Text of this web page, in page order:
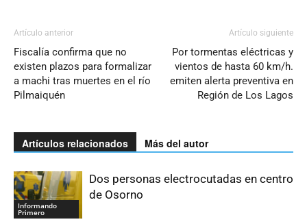
Artículo anterior
Fiscalía confirma que no
existen plazos para formalizar
a machi tras muertes en el río
Pilmaiquén
Artículo siguiente
Por tormentas eléctricas y
vientos de hasta 60 km/h.
emiten alerta preventiva en
Región de Los Lagos
Artículos relacionados Más del autor
Informando
Primero
Dos personas electrocutadas en centro
de Osorno